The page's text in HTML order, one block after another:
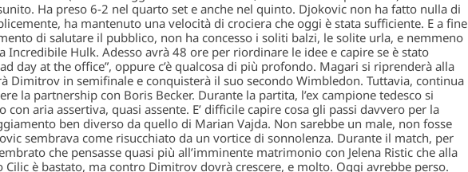
Ha preso 6-2 nel quarto set e anche nel quinto. Djokovic non ha fatto nulla di
ha mantenuto una velocità di crociera che oggi è stata sufficiente. E a fine
di salutare il pubblico, non ha concesso i soliti balzi, le solite urla, e nemmeno
Incredibile Hulk. Adesso avrà 48 ore per riordinare le idee e capire se è stato
day at the office”, oppure c’è qualcosa di più profondo. Magari si riprenderà alla
Dimitrov in semifinale e conquisterà il suo secondo Wimbledon. Tuttavia, continua
la partnership con Boris Becker. Durante la partita, l’ex campione tedesco si
con aria assertiva, quasi assente. E’ difficile capire cosa gli passi davvero per la
ben diverso da quello di Marian Vajda. Non sarebbe un male, non fosse
sembrava come risucchiato da un vortice di sonnolenza. Durante il match, per
che pensasse quasi più all’imminente matrimonio con Jelena Ristic che alla
Cilic è bastato, ma contro Dimitrov dovrà crescere, e molto. Oggi avrebbe perso.